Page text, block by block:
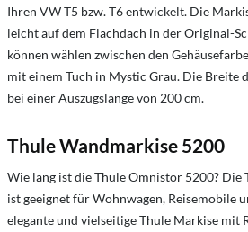
Ihren VW T5 bzw. T6 entwickelt. Die
leicht auf dem Flachdach in der Original-
können wählen zwischen den
mit einem Tuch in Mystic Grau. Die Breite
bei einer Auszugslänge von 200 cm.
Thule Wandmarkise 5200
Wie lang ist die Thule Omnistor 5200? Die
ist geeignet für Wohnwagen, Reisemobile
elegante und vielseitige Thule Markise mit